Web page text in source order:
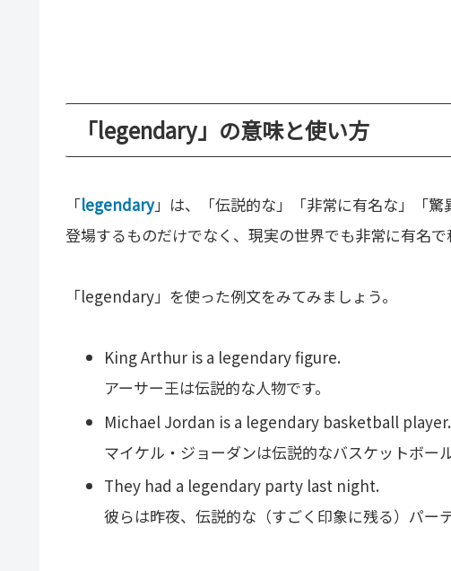
「legendary」の意味と使い方
「legendary」は、「伝説的な」「非常に有名な」「
登場するものだけでなく、現実の世界でも非常に有名で
「legendary」を使った例文をみてみましょう。
King Arthur is a legendary figure.
アーサー王は伝説的な人物です。
Michael Jordan is a legendary basketball player.
マイケル・ジョーダンは伝説的なバスケットボール
They had a legendary party last night.
彼らは昨夜、伝説的な（すごく印象に残る）パー